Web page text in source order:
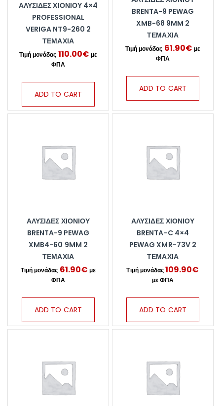
ΑΛΥΣΊΔΕΣ ΧΙΟΝΙΟΎ 4×4
PROFESSIONAL
VERIGA NT9-260 2
ΤΕΜΆΧΙΑ
110.00€
ADD TO CART
BRENTA-9 PEWAG
XMB-68 9MM 2
ΤΕΜΆΧΙΑ
61.90€
ADD TO CART
ΑΛΥΣΊΔΕΣ ΧΙΟΝΙΟΎ
BRENTA-9 PEWAG
XMB4-60 9MM 2
ΤΕΜΆΧΙΑ
61.90€
ADD TO CART
ΑΛΥΣΊΔΕΣ ΧΙΟΝΙΟΎ
BRENTA-C 4×4
PEWAG XMR-73V 2
ΤΕΜΆΧΙΑ
109.90€
ADD TO CART